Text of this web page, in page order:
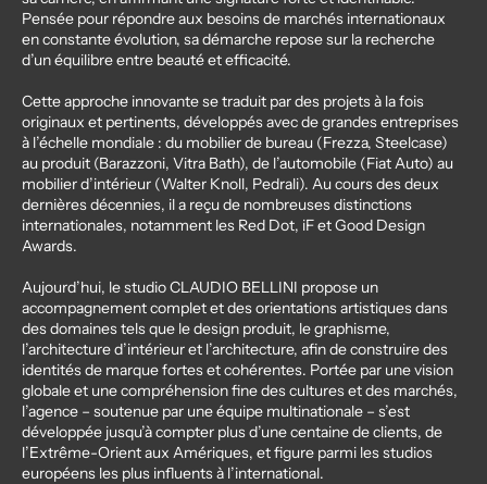
Pensée pour répondre aux besoins de marchés internationaux
en constante évolution, sa démarche repose sur la recherche
d’un équilibre entre beauté et efficacité.
Cette approche innovante se traduit par des projets à la fois
originaux et pertinents, développés avec de grandes entreprises
à l’échelle mondiale : du mobilier de bureau (Frezza, Steelcase)
au produit (Barazzoni, Vitra Bath), de l’automobile (Fiat Auto) au
mobilier d’intérieur (Walter Knoll, Pedrali). Au cours des deux
dernières décennies, il a reçu de nombreuses distinctions
internationales, notamment les Red Dot, iF et Good Design
Awards.
Aujourd’hui, le studio CLAUDIO BELLINI propose un
accompagnement complet et des orientations artistiques dans
des domaines tels que le design produit, le graphisme,
l’architecture d’intérieur et l’architecture, afin de construire des
identités de marque fortes et cohérentes. Portée par une vision
globale et une compréhension fine des cultures et des marchés,
l’agence – soutenue par une équipe multinationale – s’est
développée jusqu’à compter plus d’une centaine de clients, de
l’Extrême-Orient aux Amériques, et figure parmi les studios
européens les plus influents à l’international.